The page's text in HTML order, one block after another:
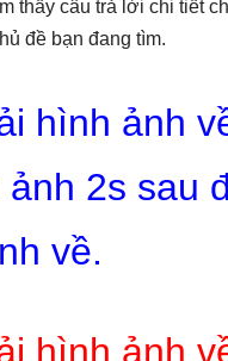
thấy câu trả lời chi tiết
đề bạn đang tìm.
hình ảnh
2s sau
về.
hình ảnh